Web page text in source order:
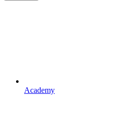
Academy